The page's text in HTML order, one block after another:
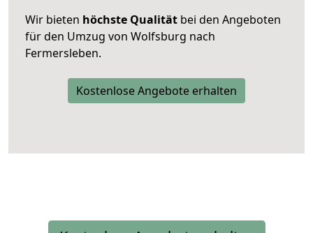
Wir bieten höchste Qualität bei den Angeboten
für den Umzug von Wolfsburg nach
Fermersleben.
Kostenlose Angebote erhalten